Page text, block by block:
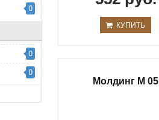
0
0
0
КУПИТЬ
Молдинг M 05